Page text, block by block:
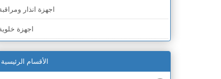
الخط الأخضر »
الخط الأخضر » أم
الخط الأخضر »
الخط الأخضر » عكا
اجهزة انذار
اجهزة
اجهزة كهربائية
الأقسام الرئيسية